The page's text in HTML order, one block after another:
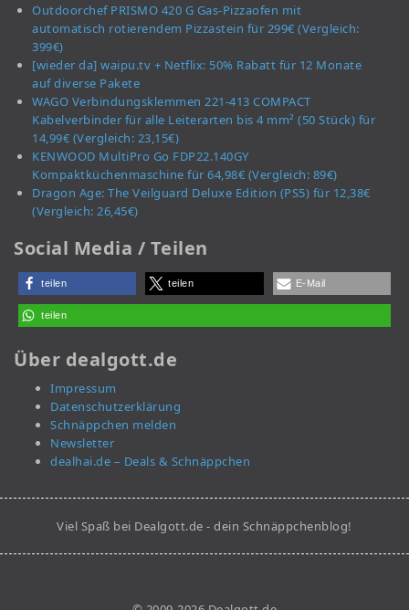
Outdoorchef PRISMO 420 G Gas-Pizzaofen mit
automatisch rotierendem Pizzastein für 299€ (Vergleich:
399€)
[wieder da] waipu.tv + Netflix: 50% Rabatt für 12 Monate
auf diverse Pakete
WAGO Verbindungsklemmen 221-413 COMPACT
Kabelverbinder für alle Leiterarten bis 4 mm² (50 Stück) für
14,99€ (Vergleich: 23,15€)
KENWOOD MultiPro Go FDP22.140GY
Kompaktküchenmaschine für 64,98€ (Vergleich: 89€)
Dragon Age: The Veilguard Deluxe Edition (PS5) für 12,38€
(Vergleich: 26,45€)
Social Media / Teilen
teilen teilen E-Mail
teilen
Über dealgott.de
Impressum
Datenschutzerklärung
Schnäppchen melden
Newsletter
dealhai.de – Deals & Schnäppchen
Viel Spaß bei Dealgott.de - dein Schnäppchenblog!